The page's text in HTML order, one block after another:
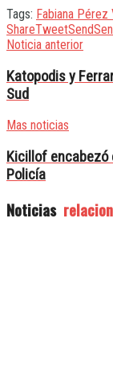
Tags: Fabiana Pérez
ShareTweetSend
Noticia anterior
Katopodis y
Sud
Mas noticias
Kicillof encabezó
Policía
Noticias